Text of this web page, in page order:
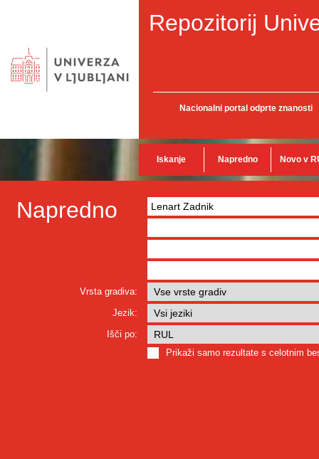
Repozitorij
Nacionalni portal odprte znanosti
Iskanje Napredno Novo v
Napredno
Vrsta gradiva:
Jezik:
Išči po:
Prikaži samo rezultate s celotnim